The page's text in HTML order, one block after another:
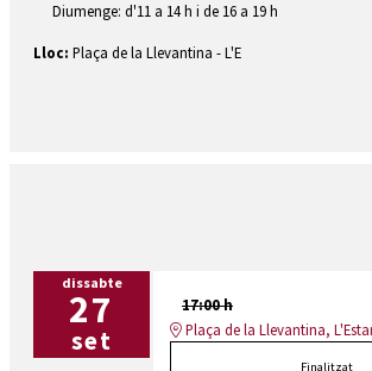
Diumenge: d'11 a 14 h i de 16 a 19 h
Lloc: Plaça de la Llevantina - L'E
dissabte
27
set
17:00 h
Plaça de la Llevantina,
Finalitzat